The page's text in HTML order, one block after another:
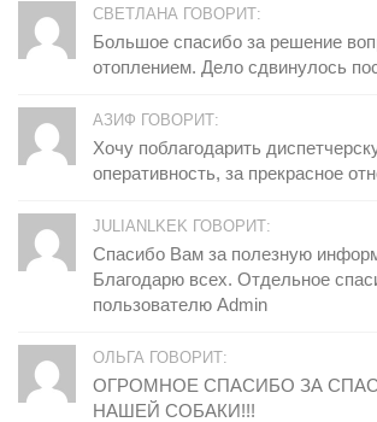
СВЕТЛАНА ГОВОРИТ:
Большое спасибо за решение
отоплением. Дело сдвинулось
АЗИФ ГОВОРИТ:
Хочу поблагодарить
оперативность, за прекрасное
JULIANLKEK ГОВОРИТ:
Спасибо Вам за полезную
Благодарю всех. Отдельное
пользователю Admin
ОЛЬГА ГОВОРИТ:
ОГРОМНОЕ СПАСИБО ЗА
НАШЕЙ СОБАКИ!!!